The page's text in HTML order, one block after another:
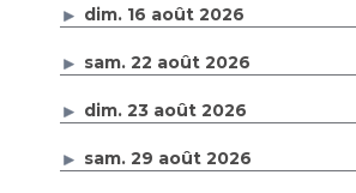
dim. 16 août 2026
sam. 22 août 2026
dim. 23 août 2026
sam. 29 août 2026